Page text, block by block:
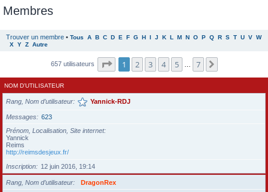
Membres
Trouver un membre • Tous A B C D E F G H I J K L M N O P Q R S T U V W
X Y Z Autre
657 utilisateurs Page sur7
1 2 3 4 5 7
NOM D’UTILISATEUR
Rang, Nom d’utilisateur Yannick-RDJ
Messages
623
Prénom, Localisation, Site internet
Yannick
Reims
http://reimsdesjeux.fr/
Inscription
12 juin 2016, 19:14
Rang, Nom d’utilisateur
DragonRex